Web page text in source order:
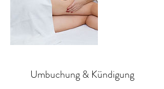
Umbuchung & Kündigung